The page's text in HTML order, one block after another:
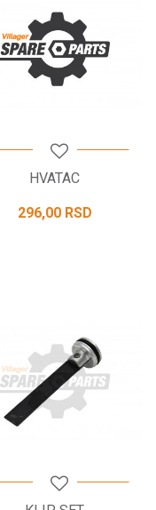
HVATAC
296,00 RSD